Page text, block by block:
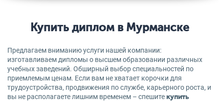
Купить диплом в Мурманске
Предлагаем вниманию услуги нашей компании:
изготавливаем дипломы о высшем образовании различных
учебных заведений. Обширный выбор специальностей по
приемлемым ценам. Если вам не хватает корочки для
трудоустройства, продвижения по службе, карьерного роста, и
вы не располагаете лишним временем – спешите купить